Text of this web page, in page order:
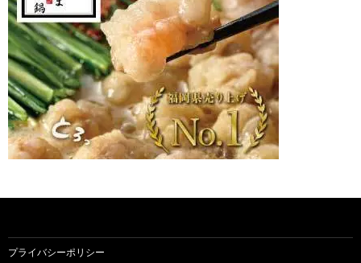
プライバシーポリシー